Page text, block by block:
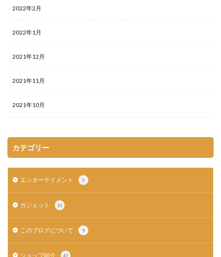
2022年2月
2022年1月
2021年12月
2021年11月
2021年10月
カテゴリー
エンターテイメント 5
ガジェット 10
このブログについて 9
ショップ紹介 42